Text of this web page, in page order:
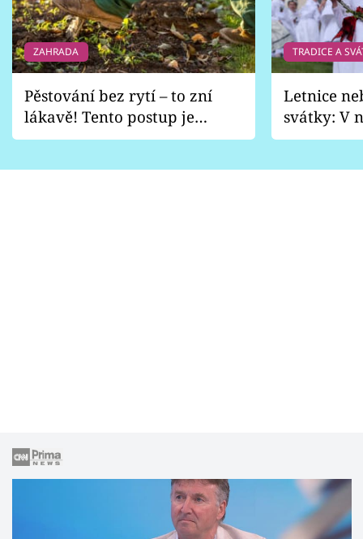
ZAHRADA
Pěstování bez rytí – to zní
lákavě! Tento postup je
vhodný jen pro některé
TRADICE A
Letnice
svátky: V
pondělí